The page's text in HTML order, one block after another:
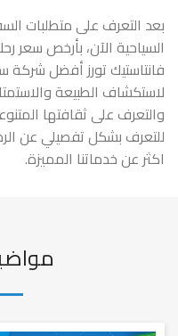
بعد التعرف على متطلبات
السياحية الآن، بأرخص سعر
فانتاستيك تورز أفضلشركة
لاستكشاف الطبيعة
والتعرف على ثقافتها
للتعرف بشكل تفصيلي عن
اكثر عن خدماتنا المميزة.